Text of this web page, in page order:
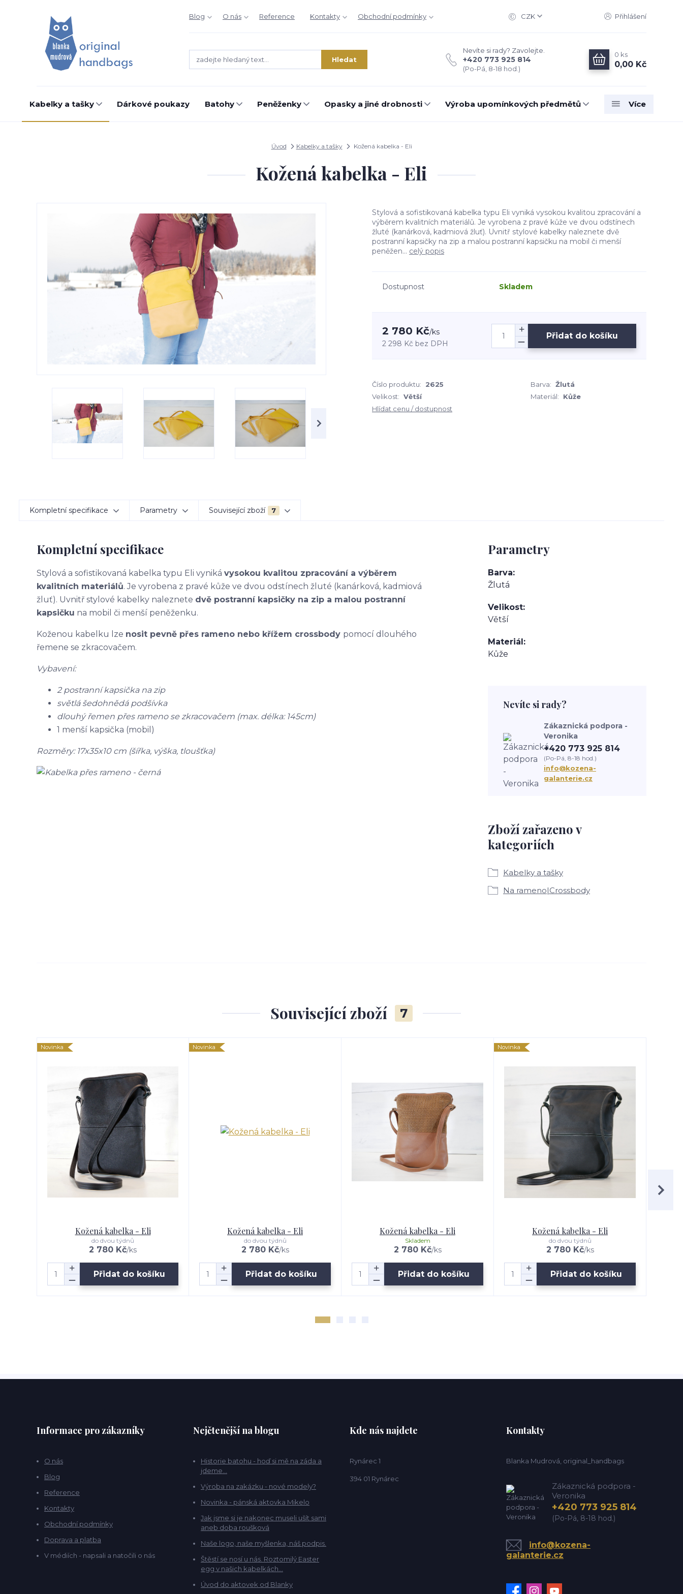
Blog O nás Reference Kontakty Obchodní podmínky CZK Přihlášení
Hledat
Nevíte si rady? Zavolejte.
+420 773 925 814
(Po-Pá, 8-18 hod.)
0 ks
0,00 Kč
Kabelky a tašky Dárkové poukazy Batohy Peněženky Opasky a jiné drobnosti Výroba upomínkových předmětů Více
Úvod Kabelky a tašky Kožená kabelka - Eli
Kožená kabelka - Eli
Stylová a sofistikovaná kabelka typu Eli vyniká vysokou kvalitou zpracování a
výběrem kvalitních materiálů. Je vyrobena z pravé kůže ve dvou odstínech
žluté (kanárková, kadmiová žluť). Uvnitř stylové kabelky naleznete dvě
postranní kapsičky na zip a malou postranní kapsičku na mobil či menší
peněžen... celý popis
Dostupnost Skladem
2 780 Kč/ks
2 298 Kč bez DPH
Přidat do košíku
Číslo produktu: 2625 Barva: Žlutá
Velikost: Větší Materiál:
Kůže
Hlídat cenu / dostupnost
Kompletní specifikace Parametry Související zboží 7
Kompletní specifikace
Stylová a sofistikovaná kabelka typu Eli vyniká vysokou kvalitou zpracování a výběrem
kvalitních materiálů. Je vyrobena z pravé kůže ve dvou odstínech žluté (kanárková, kadmiová
žluť). Uvnitř stylové kabelky naleznete dvě postranní kapsičky na zip a malou postranní
kapsičku na mobil či menší peněženku.
Koženou kabelku lze nosit pevně přes rameno nebo křížem crossbody pomocí dlouhého
řemene se zkracovačem.
Vybavení:
2 postranní kapsička na zip
světlá šedohnědá podšívka
dlouhý řemen přes rameno se zkracovačem (max. délka: 145cm)
1 menší kapsička (mobil)
Rozměry: 17x35x10 cm (šířka, výška, tloušťka)
Parametry
Barva
Žlutá
Velikost
Větší
Materiál
Kůže
Zboží zařazeno v
kategoriích
Kabelky a tašky
Na rameno|Crossbody
Nevíte si rady?
Zákaznická podpora -
Veronika
+420 773 925 814
(Po-Pá, 8-18 hod.)
info@kozena-
galanterie.cz
Související zboží 7
Novinka
Kožená kabelka - Eli
2 780 Kč/ks
do dvou týdnů
Přidat do košíku
Novinka
Kožená kabelka - Eli
2 780 Kč/ks
do dvou týdnů
Přidat do košíku
Kožená kabelka - Eli
2 780 Kč/ks
Skladem
Přidat do košíku
Novinka
Kožená kabelka - Eli
2 780 Kč/ks
do dvou týdnů
Přidat do košíku
Informace pro zákazníky
O nás
Blog
Reference
Kontakty
Obchodní podmínky
Doprava a platba
V médiích - napsali a natočili o nás
Nejčtenější na blogu
Historie batohu - hoď si mě na záda a
jdeme...
Výroba na zakázku - nové modely?
Novinka - pánská aktovka Mikelo
Jak jsme si je nakonec museli ušít sami
aneb doba roušková
Naše logo, naše myšlenka, náš podpis.
Štěstí se nosí u nás. Roztomilý Easter
egg v našich kabelkách...
Úvod do aktovek od Blanky
Kde nás najdete
Rynárec 1
394 01 Rynárec
Kontakty
Blanka Mudrová, original_handbags
Zákaznická podpora -
Veronika
+420 773 925 814
(Po-Pá, 8-18 hod.)
info@kozena-
galanterie.cz